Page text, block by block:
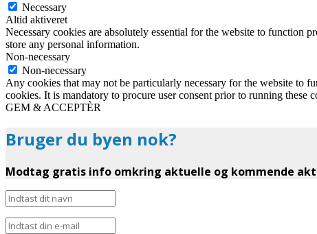
Necessary
Altid aktiveret
Necessary cookies are absolutely essential for the website to function
store any personal information.
Non-necessary
Non-necessary
Any cookies that may not be particularly necessary for the website to
cookies. It is mandatory to procure user consent prior to running these
GEM & ACCEPTÈR
Bruger du byen nok?
Modtag gratis info omkring aktuelle og kommende